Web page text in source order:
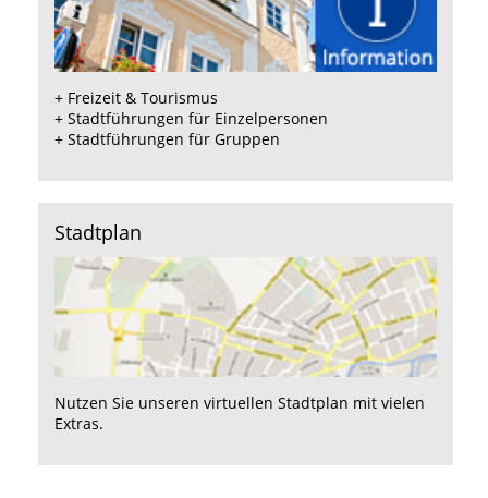
+ Freizeit & Tourismus
+ Stadtführungen für Einzelpersonen
+ Stadtführungen für Gruppen
Stadtplan
Nutzen Sie unseren virtuellen Stadtplan mit vielen
Extras.